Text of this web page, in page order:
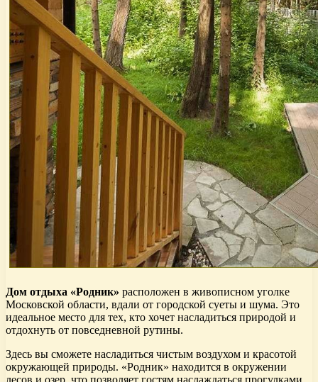
Дом отдыха «Родник» расположен в живописном уголке
Московской области, вдали от городской суеты и шума. Это
идеальное место для тех, кто хочет насладиться природой и
отдохнуть от повседневной рутины.
Здесь вы сможете насладиться чистым воздухом и красотой
окружающей природы. «Родник» находится в окружении
лесов и озер, что позволяет гостям наслаждаться прогулками